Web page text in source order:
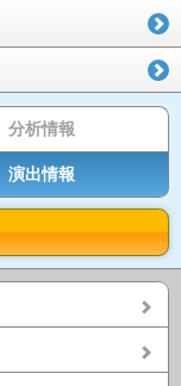
分析情報
演出情報